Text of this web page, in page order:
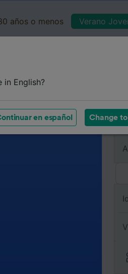
años o menos Verano
A
in English?
en español Change